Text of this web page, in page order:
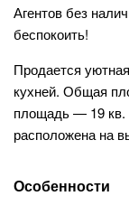
Агентов без
беспокоить!
Продается
кухней. Общая
площадь — 19 кв.
расположена на
Особенности